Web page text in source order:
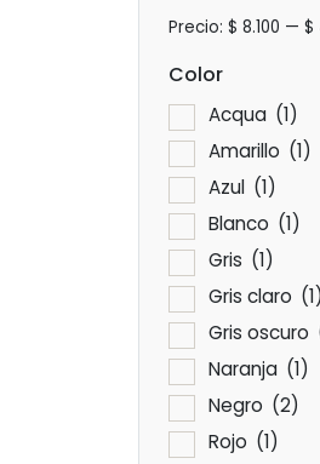
Precio: $ 8.100 — $
Color
Acqua (1)
Amarillo (1)
Azul (1)
Blanco (1)
Gris (1)
Gris claro (1)
Gris oscuro
Naranja (1)
Negro (2)
Rojo (1)